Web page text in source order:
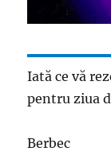
Iată ce vă
pentru ziua
Berbec